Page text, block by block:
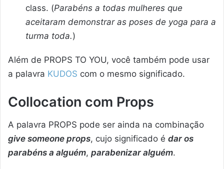
class. (Parabéns a todas mulheres que
aceitaram demonstrar as poses de yoga para a
turma toda.)
Além de PROPS TO YOU, você também pode usar
a palavra KUDOS com o mesmo significado.
Collocation com Props
A palavra PROPS pode ser ainda na combinação
give someone props, cujo significado é dar os
parabéns a alguém, parabenizar alguém.